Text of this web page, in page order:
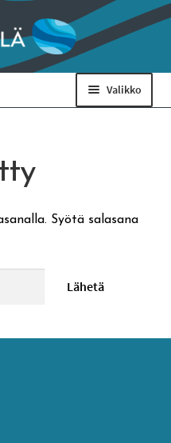
Valikko
Syötä salasana